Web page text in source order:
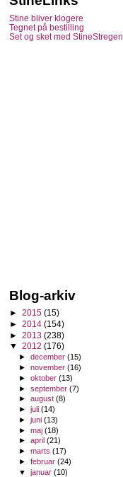
Stine bliver klogere
Tegnet på bestilling
Set og sket med StineStregen
Blog-arkiv
► 2015 (15)
► 2014 (154)
► 2013 (238)
▼ 2012 (176)
►december(15)
►november(16)
►oktober(13)
►september(7)
►august(8)
►juli(14)
►juni(13)
►maj(18)
►april(21)
►marts(17)
►februar(24)
▼januar(10)